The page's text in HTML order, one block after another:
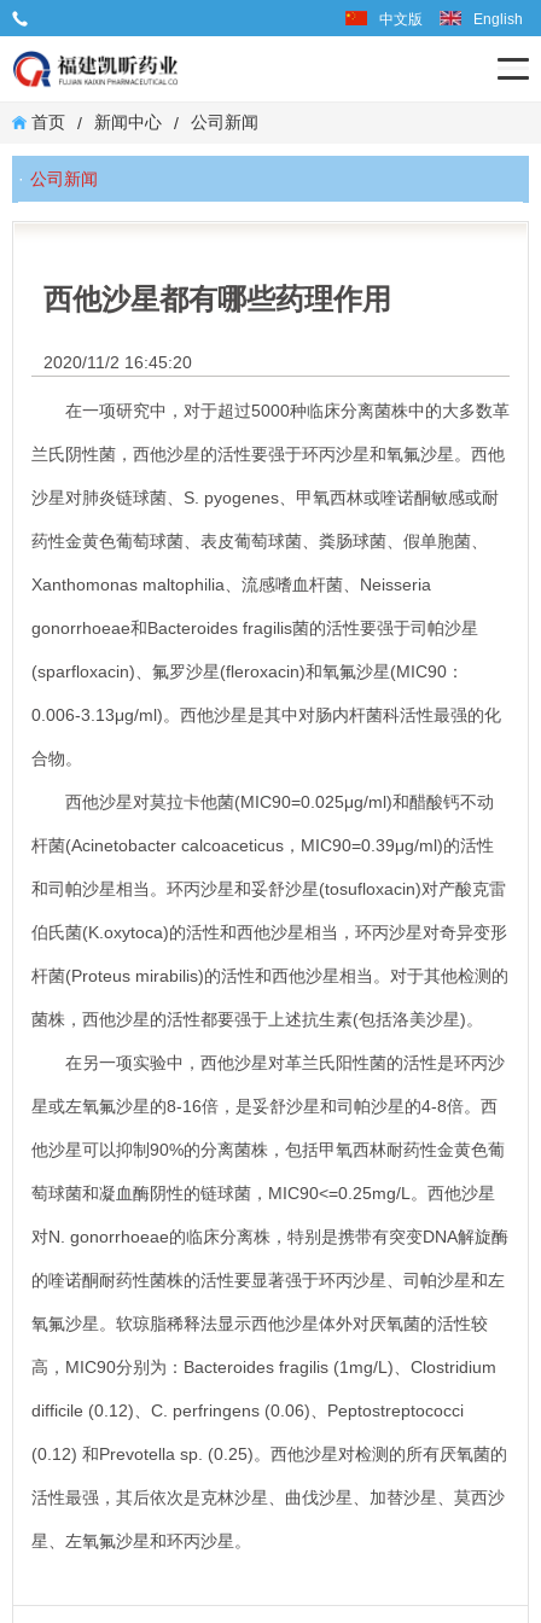
中文版 English
首页 / 新闻中心 / 公司新闻
公司新闻
西他沙星都有哪些药理作用
2020/11/2 16:45:20
在一项研究中，对于超过5000种临床分离菌株中的大多数革
兰氏阴性菌，西他沙星的活性要强于环丙沙星和氧氟沙星。西他
沙星对肺炎链球菌、S. pyogenes、甲氧西林或喹诺酮敏感或耐
药性金黄色葡萄球菌、表皮葡萄球菌、粪肠球菌、假单胞菌、
Xanthomonas maltophilia、流感嗜血杆菌、Neisseria
gonorrhoeae和Bacteroides fragilis菌的活性要强于司帕沙星
(sparfloxacin)、氟罗沙星(fleroxacin)和氧氟沙星(MIC90：
0.006-3.13μg/ml)。西他沙星是其中对肠内杆菌科活性最强的化
合物。
西他沙星对莫拉卡他菌(MIC90=0.025μg/ml)和醋酸钙不动
杆菌(Acinetobacter calcoaceticus，MIC90=0.39μg/ml)的活性
和司帕沙星相当。环丙沙星和妥舒沙星(tosufloxacin)对产酸克雷
伯氏菌(K.oxytoca)的活性和西他沙星相当，环丙沙星对奇异变形
杆菌(Proteus mirabilis)的活性和西他沙星相当。对于其他检测的
菌株，西他沙星的活性都要强于上述抗生素(包括洛美沙星)。
在另一项实验中，西他沙星对革兰氏阳性菌的活性是环丙沙
星或左氧氟沙星的8-16倍，是妥舒沙星和司帕沙星的4-8倍。西
他沙星可以抑制90%的分离菌株，包括甲氧西林耐药性金黄色葡
萄球菌和凝血酶阴性的链球菌，MIC90<=0.25mg/L。西他沙星
对N. gonorrhoeae的临床分离株，特别是携带有突变DNA解旋酶
的喹诺酮耐药性菌株的活性要显著强于环丙沙星、司帕沙星和左
氧氟沙星。软琼脂稀释法显示西他沙星体外对厌氧菌的活性较
高，MIC90分别为：Bacteroides fragilis (1mg/L)、Clostridium
difficile (0.12)、C. perfringens (0.06)、Peptostreptococci
(0.12) 和Prevotella sp. (0.25)。西他沙星对检测的所有厌氧菌的
活性最强，其后依次是克林沙星、曲伐沙星、加替沙星、莫西沙
星、左氧氟沙星和环丙沙星。